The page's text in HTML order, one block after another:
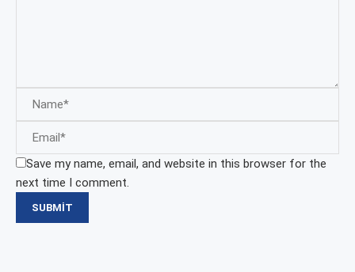
Save my name, email, and website in this browser for the
next time I comment.